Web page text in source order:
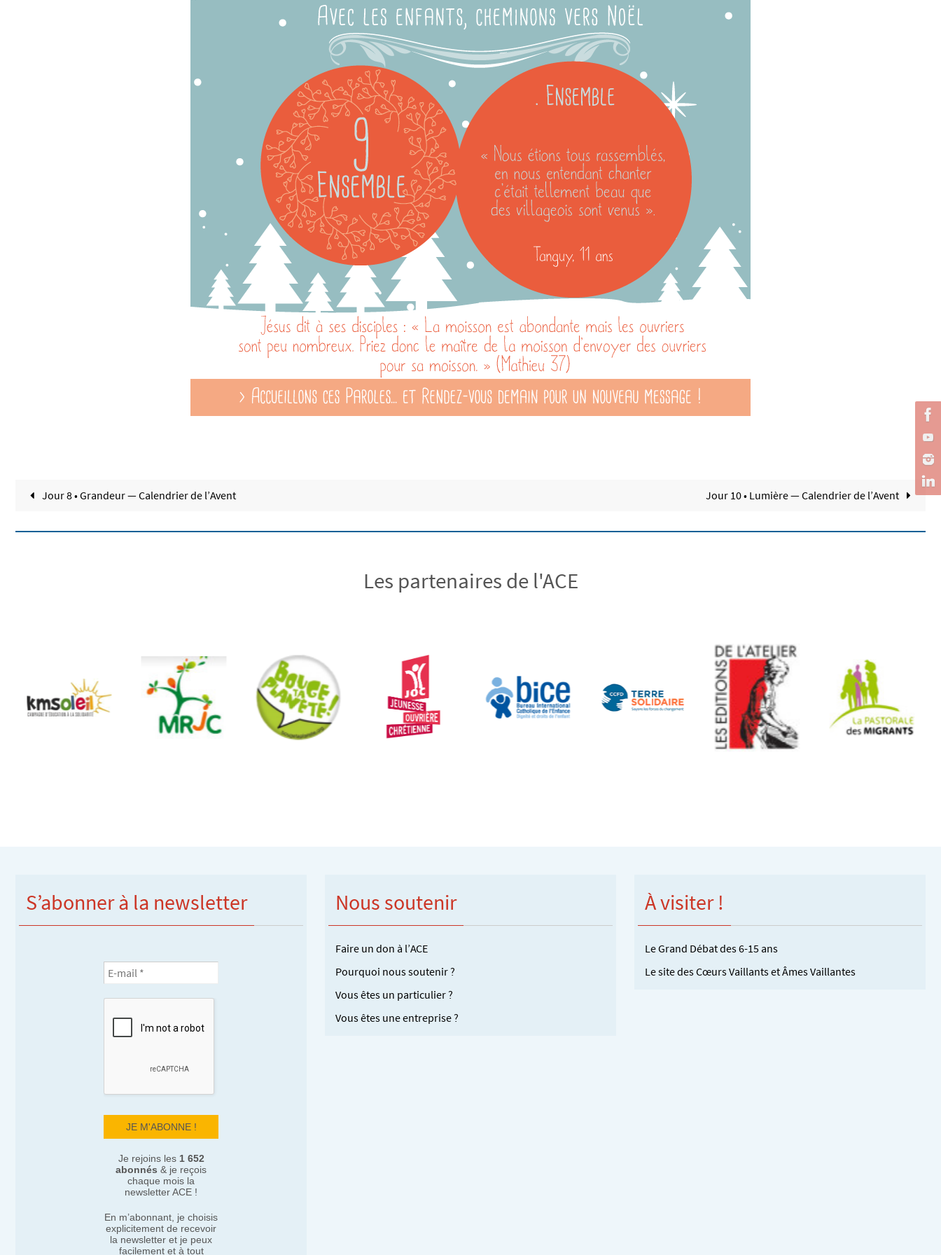
Jour 8 • Grandeur — Calendrier de l’Avent Jour 10 • Lumière — Calendrier de l’Avent
Les partenaires de l'ACE
S’abonner à la newsletter
Je rejoins les 1 652
abonnés & je reçois
chaque mois la
newsletter ACE !
En m’abonnant, je choisis
explicitement de recevoir
la newsletter et je peux
facilement et à tout
Nous soutenir
Faire un don à l’ACE
Pourquoi nous soutenir ?
Vous êtes un particulier ?
Vous êtes une entreprise ?
À visiter !
Le Grand Débat des 6-15 ans
Le site des Cœurs Vaillants et Âmes Vaillantes